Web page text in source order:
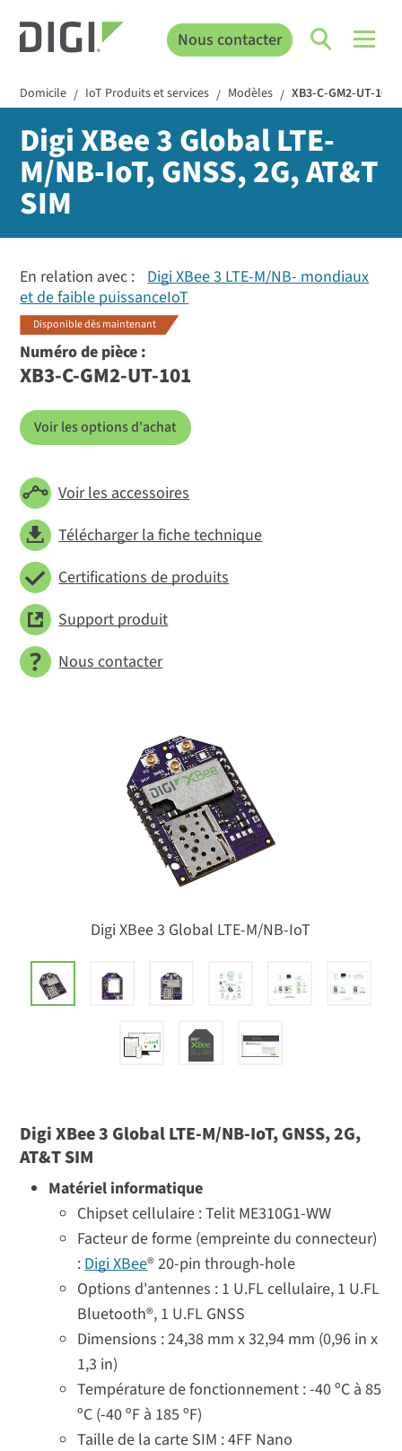
Nous contacter
Domicile / IoT Produits et services / Modèles / XB3-C-GM2-UT-101
Digi XBee 3 Global LTE-
M/NB-IoT, GNSS, 2G, AT&T
SIM
En relation avec : Digi XBee 3 LTE-M/NB- mondiaux
et de faible puissanceIoT
Digi XBee 3 Global LTE-M/NB-IoT
Disponible dès maintenant
Numéro de pièce :
XB3-C-GM2-UT-101
Voir les options d'achat
Voir les accessoires
Télécharger la fiche technique
Certifications de produits
Support produit
Nous contacter
Digi XBee 3 Global LTE-M/NB-IoT, GNSS, 2G,
AT&T SIM
Matériel informatique
Chipset cellulaire : Telit ME310G1-WW
Facteur de forme (empreinte du connecteur)
:Digi XBee® 20-pin through-hole
Options d'antennes : 1 U.FL cellulaire, 1 U.FL
Bluetooth®, 1 U.FL GNSS
Dimensions : 24,38 mm x 32,94 mm (0,96 in x
1,3 in)
Température de fonctionnement : -40 ºC à 85
ºC (-40 ºF à 185 ºF)
Taille de la carte SIM : 4FF Nano